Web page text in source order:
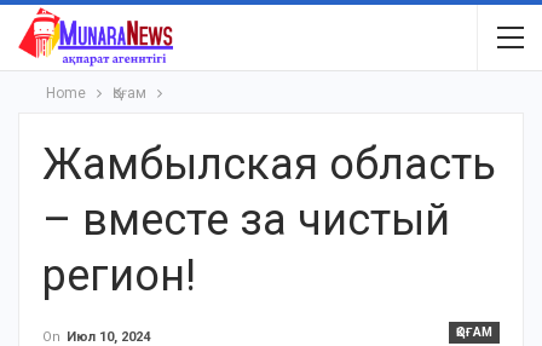
Home Қоғам
Жамбылская область
– вместе за чистый
регион!
ҚОҒАМ
On Июл 10, 2024